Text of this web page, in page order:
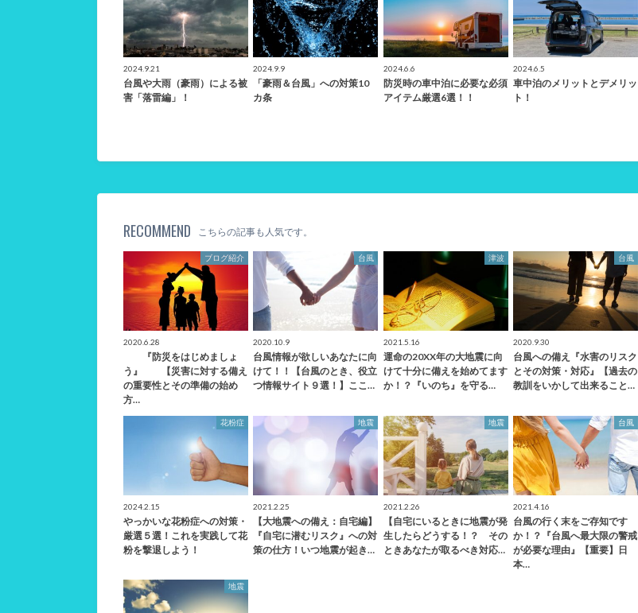
2024.9.21
台風や大雨（豪雨）による被
害「落雷編」！
2024.9.9
「豪雨＆台風」への対策10
カ条
2024.6.6
防災時の車中泊に必要な必須
アイテム厳選6選！！
2024.6.5
車中泊のメリットとデメリッ
ト！
RECOMMEND こちらの記事も人気です。
ブログ紹介
2020.6.28
『防災をはじめましょ
う』 【災害に対する備え
の重要性とその準備の始め
方…
台風
2020.10.9
台風情報が欲しいあなたに向
けて！！【台風のとき、役立
つ情報サイト９選！】ここ…
津波
2021.5.16
運命の20XX年の大地震に向
けて十分に備えを始めてます
か！？『いのち』を守る…
台風
2020.9.30
台風への備え『水害のリスク
とその対策・対応』【過去の
教訓をいかして出来ること…
花粉症
2024.2.15
やっかいな花粉症への対策・
厳選５選！これを実践して花
粉を撃退しよう！
地震
2021.2.25
【大地震への備え：自宅編】
『自宅に潜むリスク』への対
策の仕方！いつ地震が起き…
地震
2021.2.26
【自宅にいるときに地震が発
生したらどうする！？ その
ときあなたが取るべき対応…
台風
2021.4.16
台風の行く末をご存知です
か！？『台風へ最大限の警戒
が必要な理由』【重要】日
本…
地震